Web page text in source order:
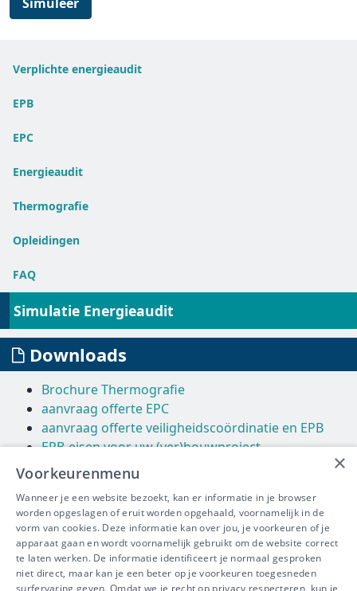
Verplichte energieaudit
EPB
EPC
Energieaudit
Thermografie
Opleidingen
FAQ
Simulatie Energieaudit
Downloads
Brochure Thermografie
aanvraag offerte EPC
aanvraag offerte veiligheidscoördinatie en EPB
EPB-eisen voor uw (ver)bouwproject
Links
Vlaams Energie Agentschap
Leefmilieu Brussel
Energie Wallonie
×
Voorkeurenmenu
Wanneer je een website bezoekt, kan er informatie in je browser
worden opgeslagen of eruit worden opgehaald, voornamelijk in de
vorm van cookies. Deze informatie kan over jou, je voorkeuren of je
apparaat gaan en wordt voornamelijk gebruikt om de website correct
te laten werken. De informatie identificeert je normaal gesproken
niet direct, maar kan je een beter op je voorkeuren toegesneden
surfervaring geven. Omdat we je recht op privacy respecteren, kun je